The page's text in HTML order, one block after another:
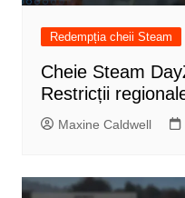
Redempția cheii Steam
Cheie Steam
Restricții
Maxine Caldwell